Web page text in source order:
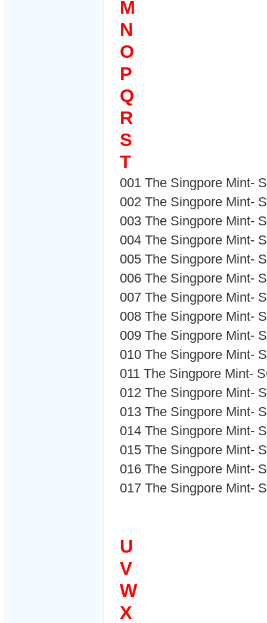
M
N
O
P
Q
R
S
T
001 The Singpore Mint-
002 The Singpore Mint-
003 The Singpore Mint-
004 The Singpore Mint-
005 The Singpore Mint-
006 The Singpore Mint-
007 The Singpore Mint-
008 The Singpore Mint-
009 The Singpore Mint-
010 The Singpore Mint-
011 The Singpore Mint-
012 The Singpore Mint-
013 The Singpore Mint-
014 The Singpore Mint-
015 The Singpore Mint-
016 The Singpore Mint-
017 The Singpore Mint-
U
V
W
X